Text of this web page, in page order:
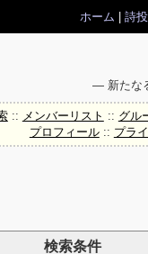
ホーム 詩
― 新たな
:: メンバーリスト :: グル
プロフィール:: プラ
検索条件